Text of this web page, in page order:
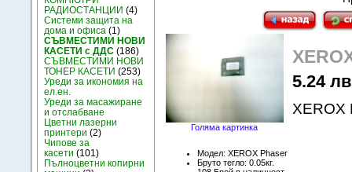
РАДИОСТАНЦИИ (4)
Системи защита на
дома и офиса (1)
СЪВМЕСТИМИ НОВИ
КАСЕТИ с ДДС (186)
СЪВМЕСТИМИ НОВИ
ТОНЕР КАСЕТИ (253)
Уреди за икономия на
ел.ен.
Уреди за масажиране
и отслабване
Цветни лазерни
принтери (2)
Чипове за
касети (101)
Пълноцветни копирни
Голяма картинка
5.24
XEROX
Модел: XEROX Phaser
Бруто тегло: 0.05кг.